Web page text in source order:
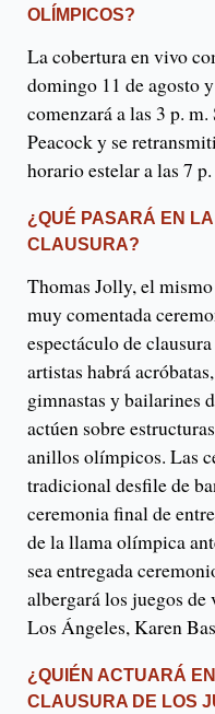
OLÍMPICOS?
La cobertura en vivo
domingo 11 de agosto
comenzará a las 3 p.
Peacock y se
horario estelar a las 7
¿QUÉ PASARÁ EN
CLAUSURA?
Thomas Jolly, el
muy comentada
espectáculo de
artistas habrá
gimnastas y bailarines
actúen sobre
anillos olímpicos. Las
tradicional desfile de
ceremonia final de
de la llama olímpica
sea entregada
albergará los juegos de
Los Ángeles, Karen
¿QUIÉN ACTUARÁ
CLAUSURA DE LOS